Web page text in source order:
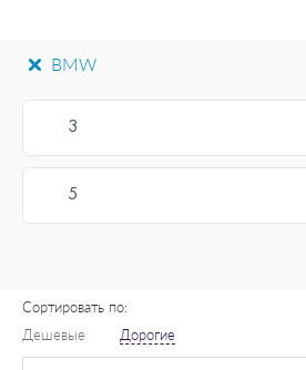
BMW
3
5
Сортировать по:
Дешевые
Дорогие